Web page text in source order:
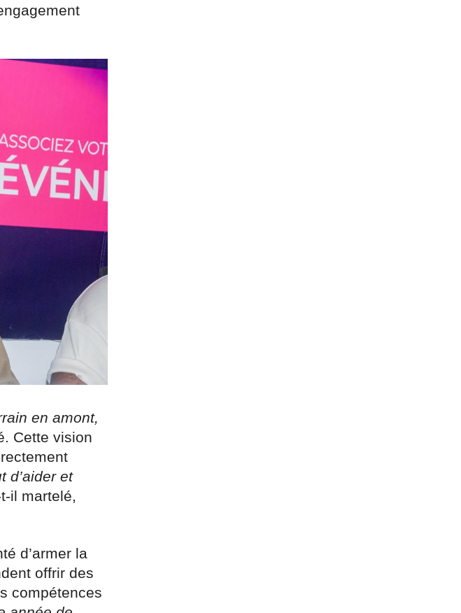
en amont,
Cette vision
d’aider et
il martelé,
d’armer la
offrir des
compétences